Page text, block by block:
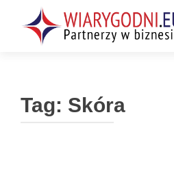
Tag: Skóra